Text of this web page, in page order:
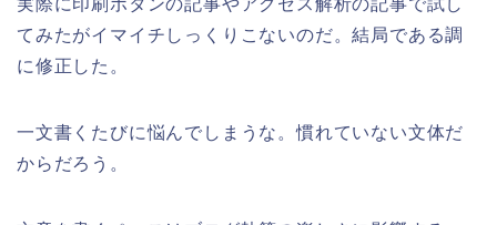
てみたがイマイチしっくりこないのだ。結局である調
に修正した。
一文書くたびに悩んでしまうな。慣れていない文体だ
からだろう。